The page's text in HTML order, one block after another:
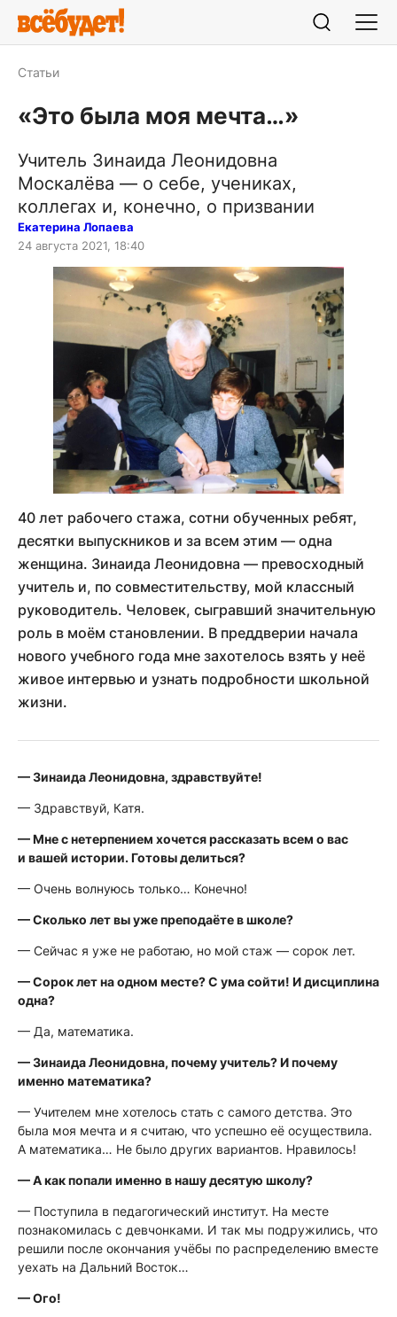
Статьи
«Это была моя мечта…»
Учитель Зинаида Леонидовна
Москалёва — о себе, учениках,
коллегах и, конечно, о призвании
Екатерина Лопаева
24 августа 2021, 18:40
40 лет рабочего стажа, сотни обученных ребят,
десятки выпускников и за всем этим — одна
женщина. Зинаида Леонидовна — превосходный
учитель и, по совместительству, мой классный
руководитель. Человек, сыгравший значительную
роль в моём становлении. В преддверии начала
нового учебного года мне захотелось взять у неё
живое интервью и узнать подробности школьной
жизни.
— Зинаида Леонидовна, здравствуйте!
— Здравствуй, Катя.
— Мне с нетерпением хочется рассказать всем о вас
и вашей истории. Готовы делиться?
— Очень волнуюсь только… Конечно!
— Сколько лет вы уже преподаёте в школе?
— Сейчас я уже не работаю, но мой стаж — сорок лет.
— Сорок лет на одном месте? С ума сойти! И дисциплина
одна?
— Да, математика.
— Зинаида Леонидовна, почему учитель? И почему
именно математика?
— Учителем мне хотелось стать с самого детства. Это
была моя мечта и я считаю, что успешно её осуществила.
А математика… Не было других вариантов. Нравилось!
— А как попали именно в нашу десятую школу?
— Поступила в педагогический институт. На месте
познакомилась с девчонками. И так мы подружились, что
решили после окончания учёбы по распределению вместе
уехать на Дальний Восток…
— Ого!